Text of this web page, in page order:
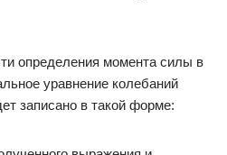
определения момента силы в
уравнение колебаний
записано в такой форме: